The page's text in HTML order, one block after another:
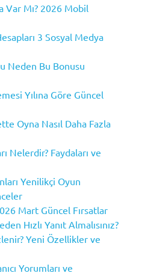
Var Mı? 2026 Mobil
3 Sosyal Medya
Neden Bu Bonusu
Yılına Göre Güncel
Oyna Nasıl Daha Fazla
Nelerdir? Faydaları ve
Yenilikçi Oyun
Mart Güncel Fırsatlar
Hızlı Yanıt Almalısınız?
Yeni Özellikler ve
Yorumları ve